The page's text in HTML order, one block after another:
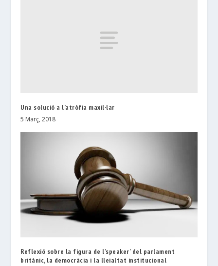
Una solució a l’atròfia maxil·lar
5 Març, 2018
Reflexió sobre la figura de l’speaker’ del parlament
britànic, la democràcia i la lleialtat institucional